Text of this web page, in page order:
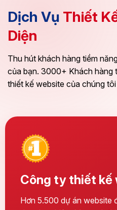
Dịch Vụ Thiết
Diện
Thu hút khách hàng tiềm
của bạn. 3000+ Khách hàng
thiết kế website của chúng tôi
Công ty thiết kế
Hơn 5.500 dự án website